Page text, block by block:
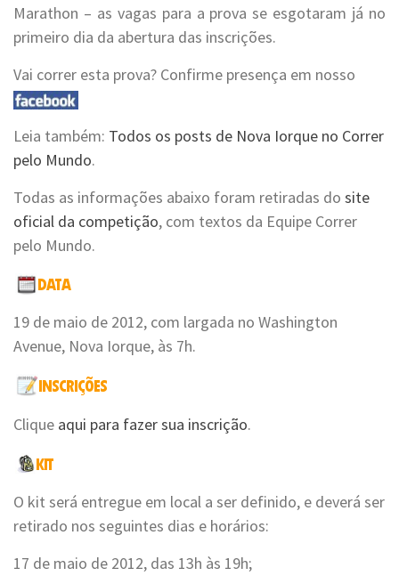
Marathon – as vagas para a prova se esgotaram já no
primeiro dia da abertura das inscrições.
Vai correr esta prova? Confirme presença em nosso
Leia também: Todos os posts de Nova Iorque no Correr
pelo Mundo.
Todas as informações abaixo foram retiradas do site
oficial da competição, com textos da Equipe Correr
pelo Mundo.
19 de maio de 2012, com largada no Washington
Avenue, Nova Iorque, às 7h.
Clique aqui para fazer sua inscrição.
O kit será entregue em local a ser definido, e deverá ser
retirado nos seguintes dias e horários:
17 de maio de 2012, das 13h às 19h;